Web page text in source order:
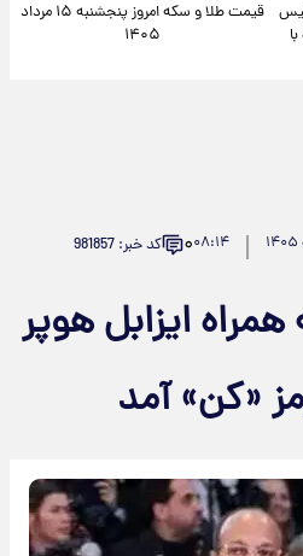
قیمت طلا و سکه امروز پنجشنبه ۱۵ مرداد
۱۴۰۵
۰۸:۱۴۰ کد خبر: 981857
ایزابل هوپر
«کن» آمد